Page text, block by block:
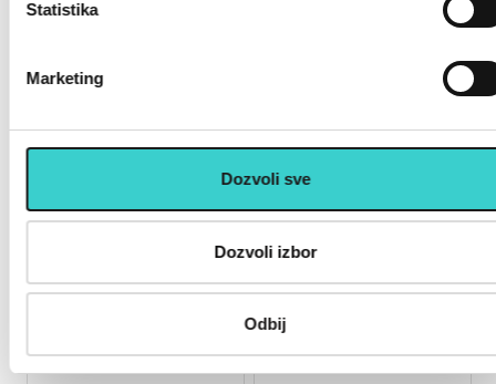
Statistika
Marketing
Dozvoli sve
Dozvoli izbor
Odbij
★★★★★
RASPRODATO
★★★★★
Veslo Sevylor - K
COMPACT 230